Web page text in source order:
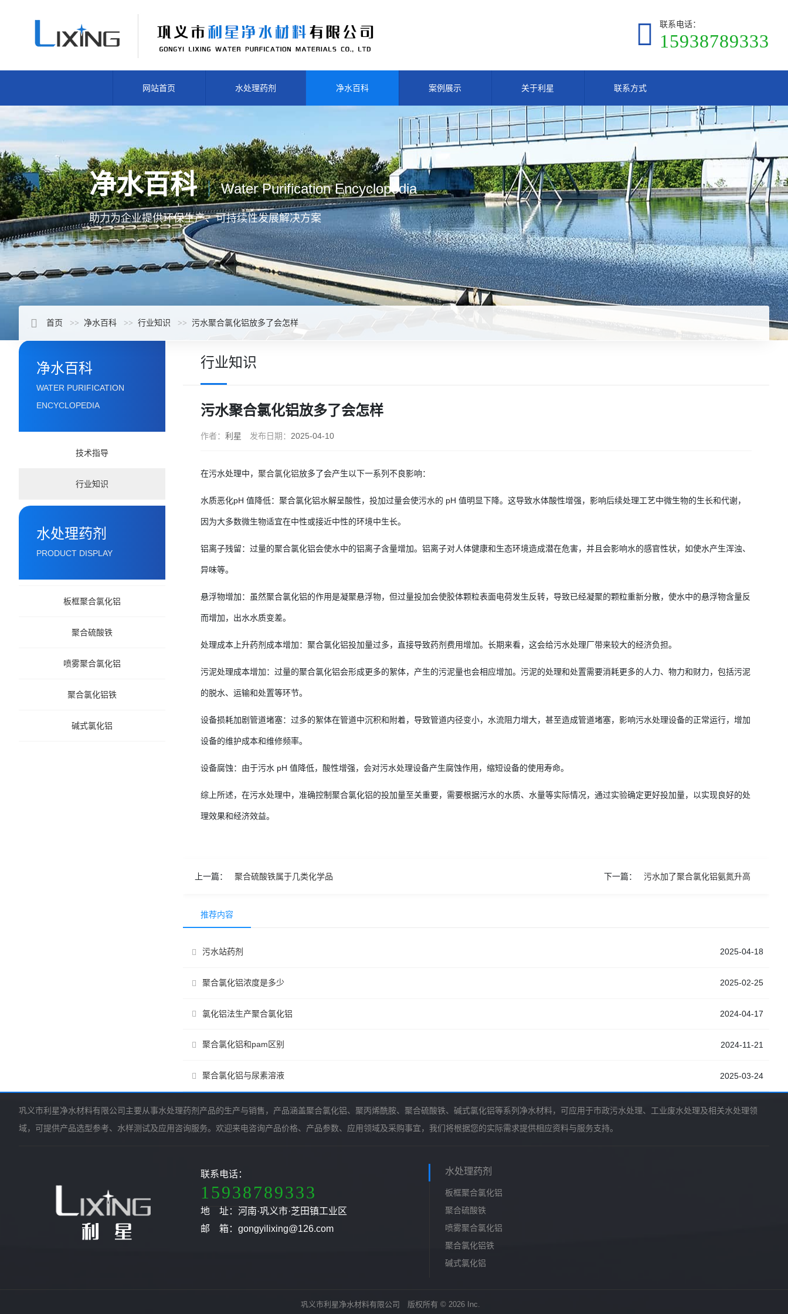
联系电话：
15938789333
网站首页 水处理药剂 净水百科 案例展示 关于利星 联系方式
净水百科 Water Purification Encyclopedia
助力为企业提供环保生产、可持续性发展解决方案
首页 净水百科 行业知识 污水聚合氯化铝放多了会怎样
净水百科
WATER PURIFICATION
ENCYCLOPEDIA
技术指导
行业知识
水处理药剂
PRODUCT DISPLAY
板框聚合氯化铝
聚合硫酸铁
喷雾聚合氯化铝
聚合氯化铝铁
碱式氯化铝
行业知识
污水聚合氯化铝放多了会怎样
作者： 利星 发布日期： 2025-04-10
在污水处理中， 聚合氯化铝放多了会产生以下一系列不良影响：
水质恶化pH 值降低：聚合氯化铝水解呈酸性，投加过量会使污水的 pH 值明显下降。这导致水体酸性增强，影响后续处理工艺中微生物的生长和代谢，
因为大多数微生物适宜在中性或接近中性的环境中生长。
铝离子残留：过量的聚合氯化铝会使水中的铝离子含量增加。铝离子对人体健康和生态环境造成潜在危害，并且会影响水的感官性状，如使水产生浑浊、
异味等。
悬浮物增加：虽然聚合氯化铝的作用是凝聚悬浮物，但过量投加会使胶体颗粒表面电荷发生反转，导致已经凝聚的颗粒重新分散，使水中的悬浮物含量反
而增加，出水水质变差。
处理成本上升药剂成本增加：聚合氯化铝投加量过多，直接导致药剂费用增加。长期来看，这会给污水处理厂带来较大的经济负担。
污泥处理成本增加：过量的聚合氯化铝会形成更多的絮体，产生的污泥量也会相应增加。污泥的处理和处置需要消耗更多的人力、物力和财力，包括污泥
的脱水、运输和处置等环节。
设备损耗加剧管道堵塞：过多的絮体在管道中沉积和附着，导致管道内径变小，水流阻力增大，甚至造成管道堵塞，影响污水处理设备的正常运行，增加
设备的维护成本和维修频率。
设备腐蚀：由于污水 pH 值降低，酸性增强，会对污水处理设备产生腐蚀作用，缩短设备的使用寿命。
综上所述，在污水处理中，准确控制聚合氯化铝的投加量至关重要，需要根据污水的水质、水量等实际情况，通过实验确定更好投加量，以实现良好的处
理效果和经济效益。
上一篇： 聚合硫酸铁属于几类化学品 下一篇： 污水加了聚合氯化铝氨氮升高
推荐内容
污水站药剂 2025-04-18
聚合氯化铝浓度是多少 2025-02-25
氯化铝法生产聚合氯化铝 2024-04-17
聚合氯化铝和pam区别 2024-11-21
聚合氯化铝与尿素溶液 2025-03-24
巩义市利星净水材料有限公司主要从事水处理药剂产品的生产与销售，产品涵盖聚合氯化铝、聚丙烯酰胺、聚合硫酸铁、碱式氯化铝等系列净水材料，可应用于市政污水处理、工业废水处理及相关水处理领
域，可提供产品选型参考、水样测试及应用咨询服务。欢迎来电咨询产品价格、产品参数、应用领域及采购事宜，我们将根据您的实际需求提供相应资料与服务支持。
联系电话：
15938789333
地 址：河南·巩义市·芝田镇工业区
邮 箱：gongyilixing@126.com
水处理药剂
板框聚合氯化铝
聚合硫酸铁
喷雾聚合氯化铝
聚合氯化铝铁
碱式氯化铝
巩义市利星净水材料有限公司 版权所有 © 2026 Inc.